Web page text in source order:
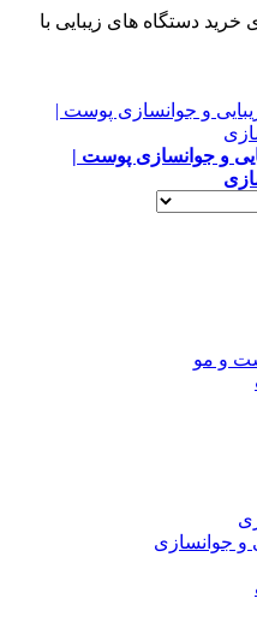
دستگاه های زیبایی با
و جوانسازی پوست |
و مو
و جوانسازی